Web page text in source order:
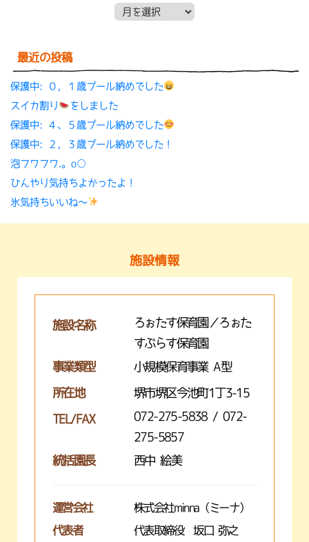
最近の投稿
保護中: ０，１歳プール納めでした
スイカ割り
をしました
保護中: ４、５歳プール納めでした
保護中: ２，３歳プール納めでした！
泡フワフワ.。o○
ひんやり気持ちよかったよ！
氷気持ちいいね〜
施設情報
施設名称
ろぉたす保育園／ろぉた
すぷらす保育園
事業類型
小規模保育事業 A型
所在地 堺市堺区今池町1丁3-15
TEL/FAX
072-275-5838 / 072-
275-5857
統括園長
西中 絵美
運営会社 株式会社minna（ミーナ）
代表者 代表取締役 坂口 弥之